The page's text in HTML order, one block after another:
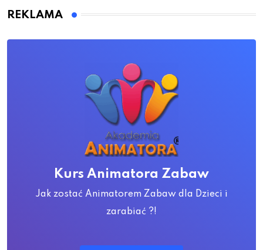
REKLAMA
Kurs Animatora Zabaw
Jak zostać Animatorem Zabaw dla Dzieci i
zarabiać ?!